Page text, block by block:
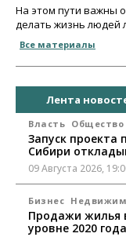
На этом пути важны
делать жизнь людей
Все материалы
Лента
Власть Общество
Запуск проекта
Сибири
09 Августа 2026,
Бизнес
Продажи жилья
уровне 2020 года